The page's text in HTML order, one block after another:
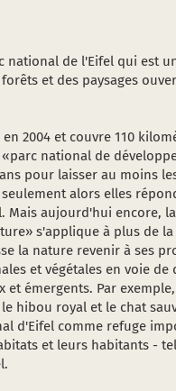
national de l'Eifel qui est
et des paysages
2004 et couvre 110
national de
pour laisser au moins
alors elles
aujourd'hui encore,
s'applique à plus de
la nature revenir à ses
et végétales en voie
émergents. Par
hibou royal et le chat
d'Eifel comme refuge
et leurs habitants -